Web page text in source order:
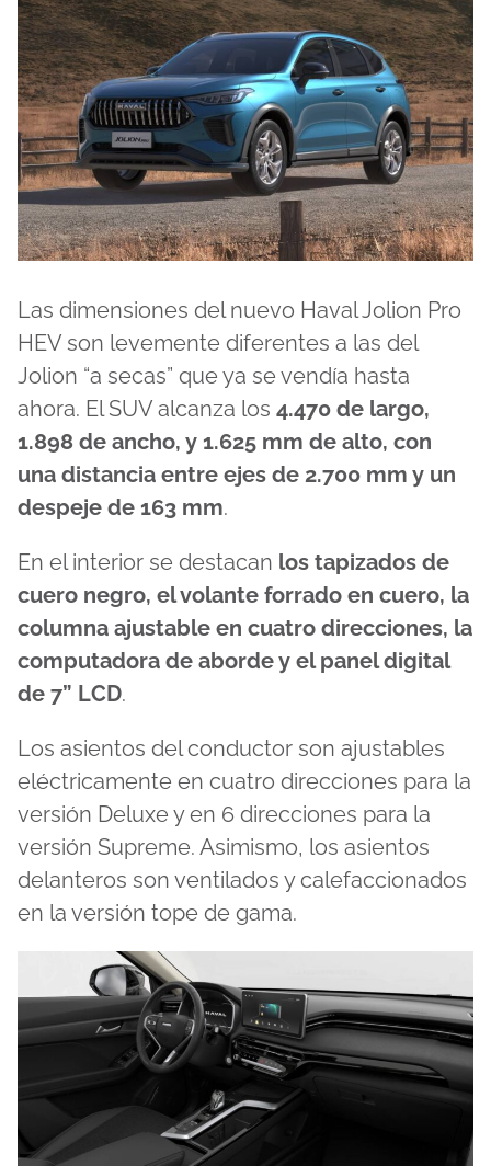
Las dimensiones del nuevo Haval Jolion Pro
HEV son levemente diferentes a las del
Jolion “a secas” que ya se vendía hasta
ahora. El SUV alcanza los 4.470 de largo,
1.898 de ancho, y 1.625 mm de alto, con
una distancia entre ejes de 2.700 mm y un
despeje de 163 mm.
En el interior se destacan los tapizados de
cuero negro, el volante forrado en cuero, la
columna ajustable en cuatro direcciones, la
computadora de aborde y el panel digital
de 7” LCD.
Los asientos del conductor son ajustables
eléctricamente en cuatro direcciones para la
versión Deluxe y en 6 direcciones para la
versión Supreme. Asimismo, los asientos
delanteros son ventilados y calefaccionados
en la versión tope de gama.